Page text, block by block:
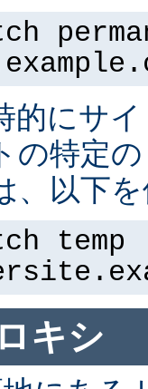
的にサ
の特定
、以下
キシ